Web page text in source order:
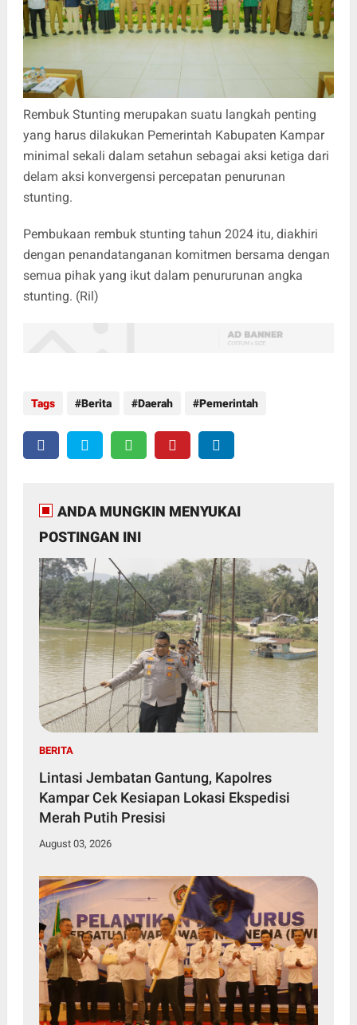
Rembuk Stunting merupakan suatu langkah penting
yang harus dilakukan Pemerintah Kabupaten Kampar
minimal sekali dalam setahun sebagai aksi ketiga dari
delam aksi konvergensi percepatan penurunan
stunting.
Pembukaan rembuk stunting tahun 2024 itu, diakhiri
dengan penandatanganan komitmen bersama dengan
semua pihak yang ikut dalam penururunan angka
stunting. (Ril)
Tags Berita Daerah Pemerintah
ANDA MUNGKIN MENYUKAI
POSTINGAN INI
BERITA
Lintasi Jembatan Gantung, Kapolres
Kampar Cek Kesiapan Lokasi Ekspedisi
Merah Putih Presisi
August 03, 2026